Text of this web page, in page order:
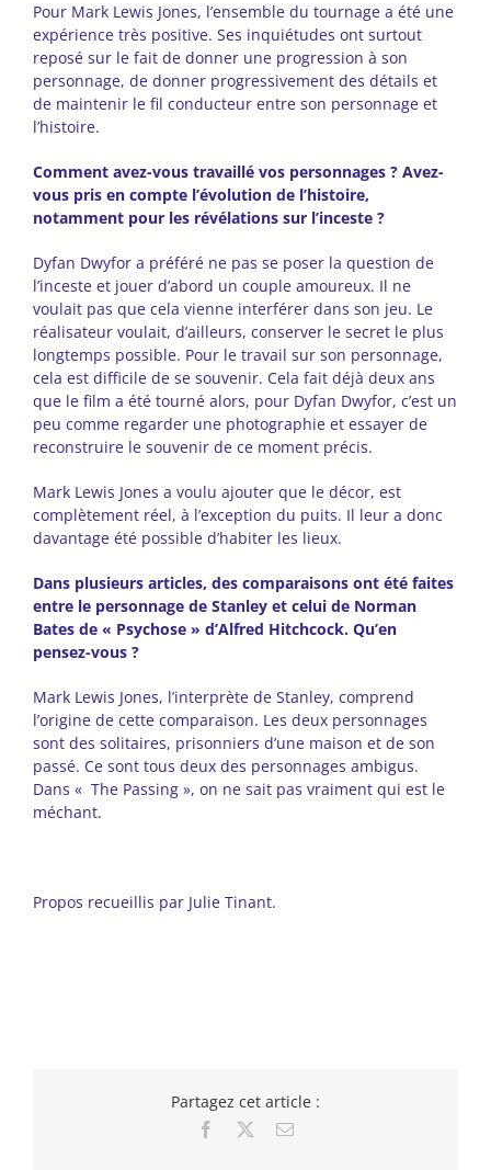
Pour Mark Lewis Jones, l’ensemble du tournage a été une
expérience très positive. Ses inquiétudes ont surtout
reposé sur le fait de donner une progression à son
personnage, de donner progressivement des détails et
de maintenir le fil conducteur entre son personnage et
l’histoire.
Comment avez-vous travaillé vos personnages ? Avez-
vous pris en compte l’évolution de l’histoire,
notamment pour les révélations sur l’inceste ?
Dyfan Dwyfor a préféré ne pas se poser la question de
l’inceste et jouer d’abord un couple amoureux. Il ne
voulait pas que cela vienne interférer dans son jeu. Le
réalisateur voulait, d’ailleurs, conserver le secret le plus
longtemps possible. Pour le travail sur son personnage,
cela est difficile de se souvenir. Cela fait déjà deux ans
que le film a été tourné alors, pour Dyfan Dwyfor, c’est un
peu comme regarder une photographie et essayer de
reconstruire le souvenir de ce moment précis.
Mark Lewis Jones a voulu ajouter que le décor, est
complètement réel, à l’exception du puits. Il leur a donc
davantage été possible d’habiter les lieux.
Dans plusieurs articles, des comparaisons ont été faites
entre le personnage de Stanley et celui de Norman
Bates de « Psychose » d’Alfred Hitchcock. Qu’en
pensez-vous ?
Mark Lewis Jones, l’interprète de Stanley, comprend
l’origine de cette comparaison. Les deux personnages
sont des solitaires, prisonniers d’une maison et de son
passé. Ce sont tous deux des personnages ambigus.
Dans « The Passing », on ne sait pas vraiment qui est le
méchant.
Propos recueillis par Julie Tinant.
Partagez cet article :
Facebook Email